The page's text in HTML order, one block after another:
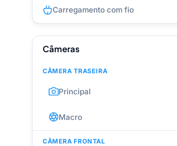
Carregamento com fio
Câmeras
CÂMERA TRASEIRA
Principal
Macro
CÂMERA FRONTAL